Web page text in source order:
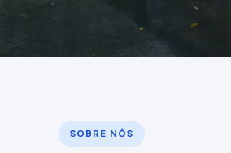
SOBRE NÓS